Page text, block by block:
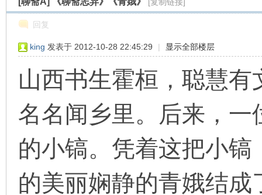
» › › ›
回复
king 发表于 2012-10-28 22:45:29 | 显示全部楼层
山西书生霍桓，聪慧
名名闻乡里。后来，
的小镐。凭着这把小
的美丽娴静的青娥结